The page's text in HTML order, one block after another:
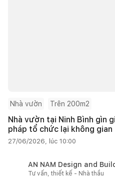
Nhà vườn Trên 200m2
Nhà vườn tại Ninh Bình gìn
pháp tổ chức lại không gian
27/06/2026, lúc 10:00
AN NAM Design and
Tư vấn, thiết kế - Nhà thầu